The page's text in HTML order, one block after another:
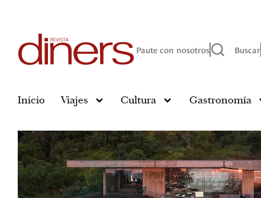
Paute con nosotros Buscar
Inicio Viajes Cultura Gastronomía